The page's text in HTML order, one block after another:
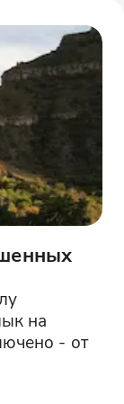
на
- от